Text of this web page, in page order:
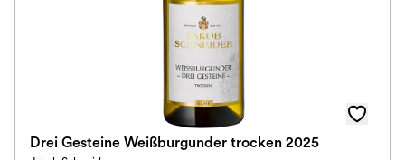
Drei Gesteine Weißburgunder trocken 2025